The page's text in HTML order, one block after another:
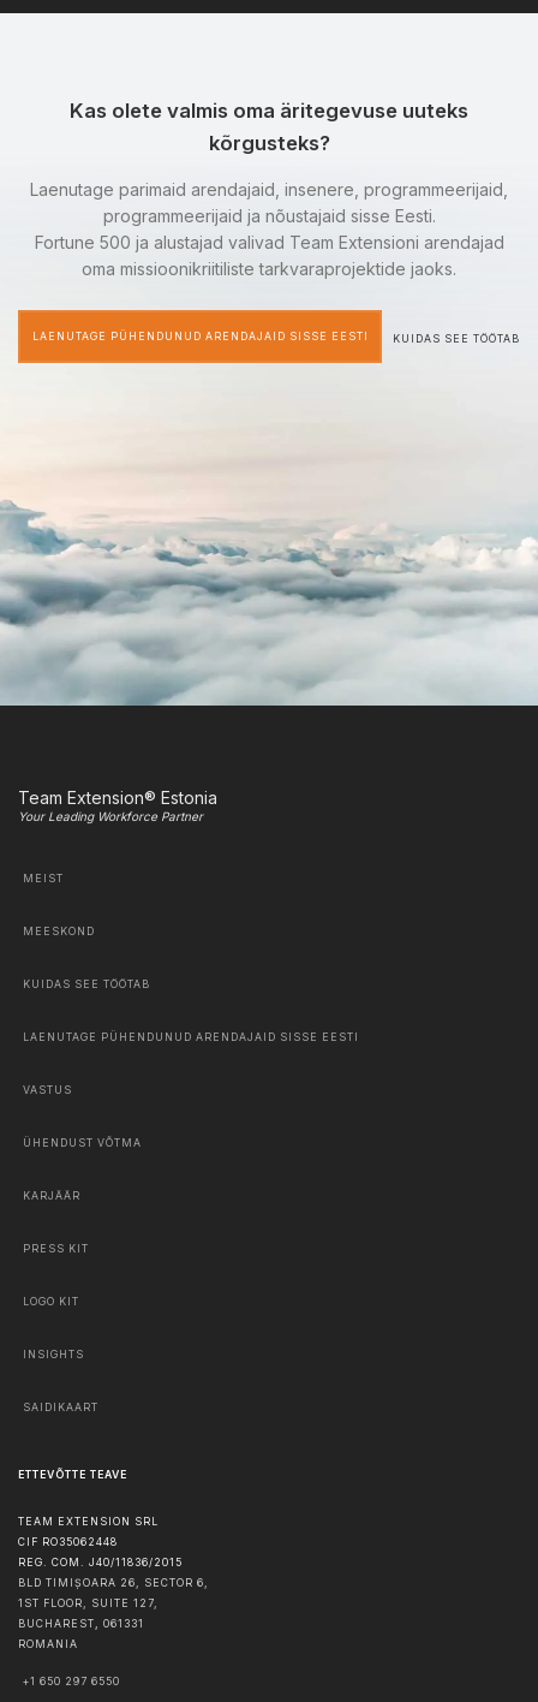
Kas olete valmis oma äritegevuse uuteks
kõrgusteks?
Laenutage parimaid arendajaid, insenere, programmeerijaid,
programmeerijaid ja nõustajaid sisse Eesti.
Fortune 500 ja alustajad valivad Team Extensioni arendajad
oma missioonikriitiliste tarkvaraprojektide jaoks.
LAENUTAGE PÜHENDUNUD ARENDAJAID SISSE EESTI KUIDAS SEE TÖÖTAB
Team Extension® Estonia
Your Leading Workforce Partner
MEIST
MEESKOND
KUIDAS SEE TÖÖTAB
LAENUTAGE PÜHENDUNUD ARENDAJAID SISSE EESTI
VASTUS
ÜHENDUST VÕTMA
KARJÄÄR
PRESS KIT
LOGO KIT
INSIGHTS
SAIDIKAART
ETTEVÕTTE TEAVE
TEAM EXTENSION SRL
CIF RO35062448
REG. COM. J40/11836/2015
BLD TIMIȘOARA 26, SECTOR 6,
1ST FLOOR, SUITE 127,
BUCHAREST, 061331
ROMANIA
+1 650 297 6550